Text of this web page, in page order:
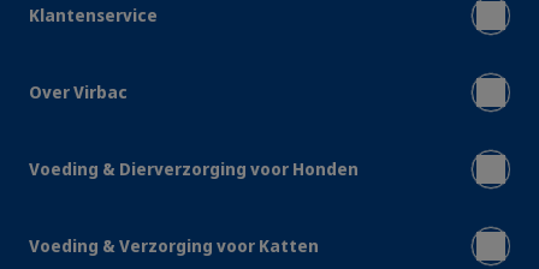
Klantenservice
Over Virbac
Voeding & Dierverzorging voor Honden
Voeding & Verzorging voor Katten